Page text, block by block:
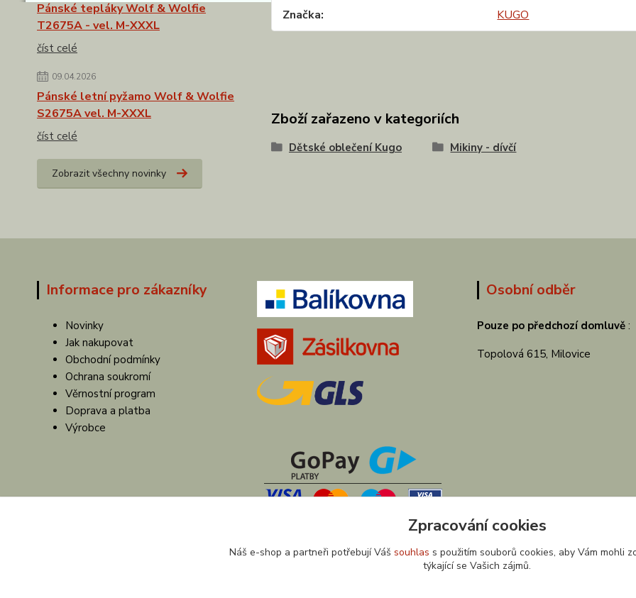
Pánské tepláky Wolf & Wolfie
T2675A - vel. M-XXXL
číst celé
09.04.2026
Pánské letní pyžamo Wolf & Wolfie
S2675A vel. M-XXXL
číst celé
Zobrazit všechny novinky
Značka
KUGO
Zboží zařazeno v kategoriích
Dětské oblečení Kugo Mikiny - dívčí
Informace pro zákazníky
Novinky
Jak nakupovat
Obchodní podmínky
Ochrana soukromí
Věrnostní program
Doprava a platba
Výrobce
Osobní odběr
Pouze po předchozí domluvě :
Topolová 615, Milovice
Zpracování cookies
Náš e-shop a partneři potřebují Váš souhlas s použitím souborů cookies, aby Vám mohli
týkající se Vašich zájmů.